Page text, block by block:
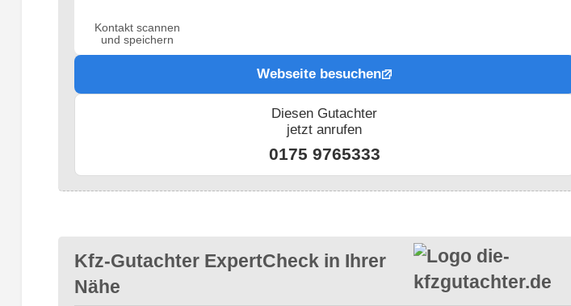
Kontakt scannen
und speichern
Webseite besuchen
Diesen Gutachter
jetzt anrufen
0175 9765333
Kfz-Gutachter ExpertCheck in Ihrer
Nähe